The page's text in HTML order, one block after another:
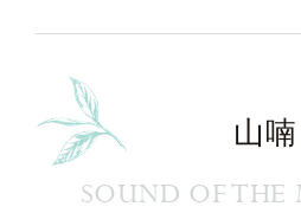
山喃
SOUND OF